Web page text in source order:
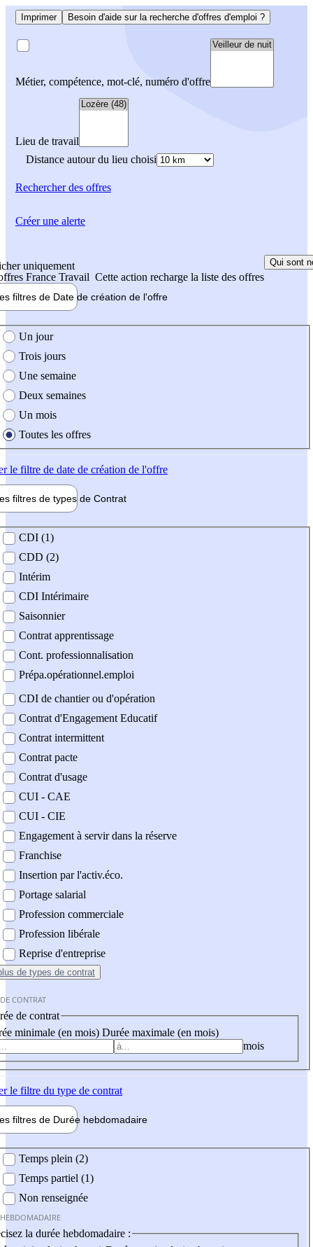
Imprimer Besoin d'aide sur la recherche d'offres d'emploi ?
Métier, compétence, mot-clé, numéro d'offre
Lieu de travail
Distance autour du lieu choisi
Rechercherdes offres
uniquement
France Travail Cette action recharge la liste des offres
Qui sont
filtres de Date de création de l'offre
création de l'offre
Un jour
Trois jours
Une semaine
Deux semaines
Un mois
Toutes les offres
le filtre de date de création de l'offre
filtres de types de Contrat
contrat
CDI (1)
CDD (2)
Intérim
CDI Intérimaire
Saisonnier
Contrat apprentissage
Cont. professionnalisation
Prépa.opérationnel.emploi
CDI de chantier ou d'opération
Contrat d'Engagement Educatif
Contrat intermittent
Contrat pacte
Contrat d'usage
CUI - CAE
CUI - CIE
Engagement à servir dans la réserve
Franchise
Insertion par l'activ.éco.
Portage salarial
Profession commerciale
Profession libérale
Reprise d'entreprise
de types de contrat
CONTRAT
de contrat
minimale (en mois) Durée maximale (en mois)
mois
le filtre du type de contrat
filtres de Durée hebdomadaire
Temps plein (2)
Temps partiel (1)
Non renseignée
la durée hebdomadaire :
Créer une alerte